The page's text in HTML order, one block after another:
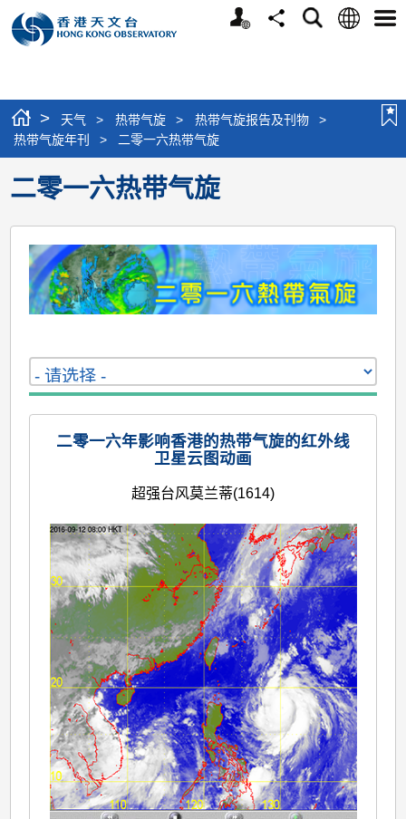
个
分
搜
语
选
> 天气 > 热带气旋 > 热带气旋报告及刊物
>
热带气旋年刊
> 二零一六热带气旋
二零一六热带气旋
二零一六年影响香港的热带气旋的红外线
卫星云图动画
超强台风莫兰蒂(1614)